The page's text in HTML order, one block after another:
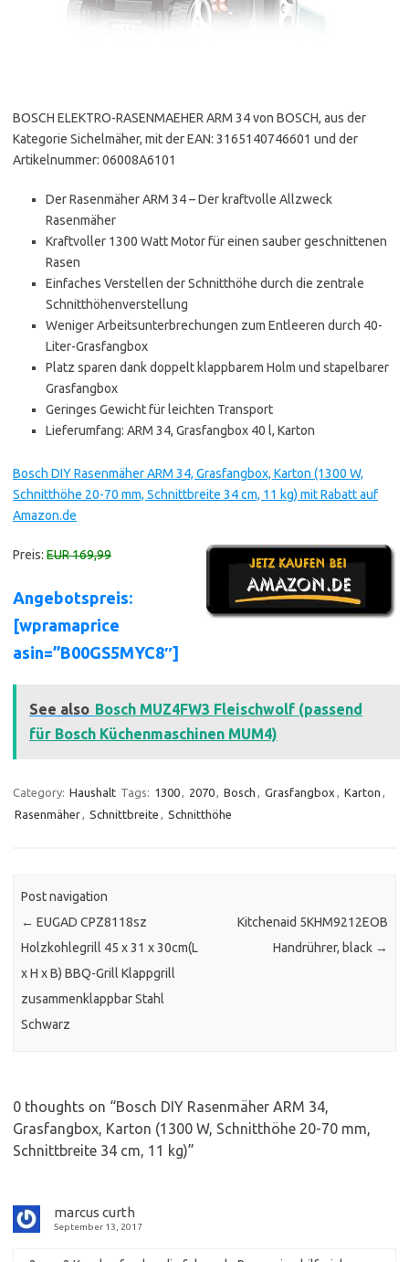
BOSCH ELEKTRO-RASENMAEHER ARM 34 von BOSCH, aus der
Kategorie Sichelmäher, mit der EAN: 3165140746601 und der
Artikelnummer: 06008A6101
Der Rasenmäher ARM 34 – Der kraftvolle Allzweck
Rasenmäher
Kraftvoller 1300 Watt Motor für einen sauber geschnittenen
Rasen
Einfaches Verstellen der Schnitthöhe durch die zentrale
Schnitthöhenverstellung
Weniger Arbeitsunterbrechungen zum Entleeren durch 40-
Liter-Grasfangbox
Platz sparen dank doppelt klappbarem Holm und stapelbarer
Grasfangbox
Geringes Gewicht für leichten Transport
Lieferumfang: ARM 34, Grasfangbox 40 l, Karton
Bosch DIY Rasenmäher ARM 34, Grasfangbox, Karton (1300 W,
Schnitthöhe 20-70 mm, Schnittbreite 34 cm, 11 kg) mit Rabatt auf
Amazon.de
Preis: EUR 169,99
Angebotspreis:
[wpramaprice
asin=”B00GS5MYC8″]
See also Bosch MUZ4FW3 Fleischwolf (passend
für Bosch Küchenmaschinen MUM4)
Category: Haushalt Tags: 1300, 2070, Bosch , Grasfangbox , Karton ,
Rasenmäher, Schnittbreite , Schnitthöhe
Post navigation
← EUGAD CPZ8118sz
Holzkohlegrill 45 x 31 x 30cm(L
x H x B) BBQ-Grill Klappgrill
zusammenklappbar Stahl
Schwarz
Kitchenaid 5KHM9212EOB
Handrührer, black →
0 thoughts on “Bosch DIY Rasenmäher ARM 34,
Grasfangbox, Karton (1300 W, Schnitthöhe 20-70 mm,
Schnittbreite 34 cm, 11 kg)”
marcus curth
September 13, 2017